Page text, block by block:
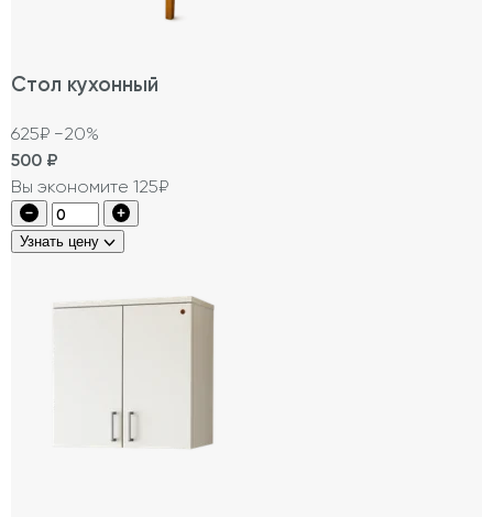
Стол кухонный
625₽ −20%
500 ₽
Вы экономите 125₽
Узнать цену